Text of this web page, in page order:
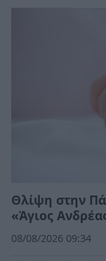
Θλίψη στην
«Άγιος
08/08/2026 09:34